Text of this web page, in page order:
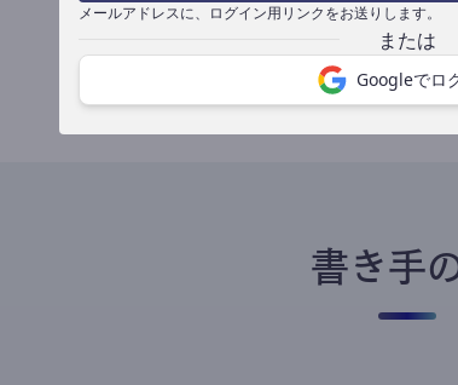
メールアドレスに、ログイン用リンクをお送りします。
Googleでロ
書き手になる
書き手